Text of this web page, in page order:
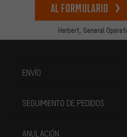
Herbert, General
Al formulario
ENVÍO
SEGUIMIENTO DE PEDIDOS
ANULACIÓN